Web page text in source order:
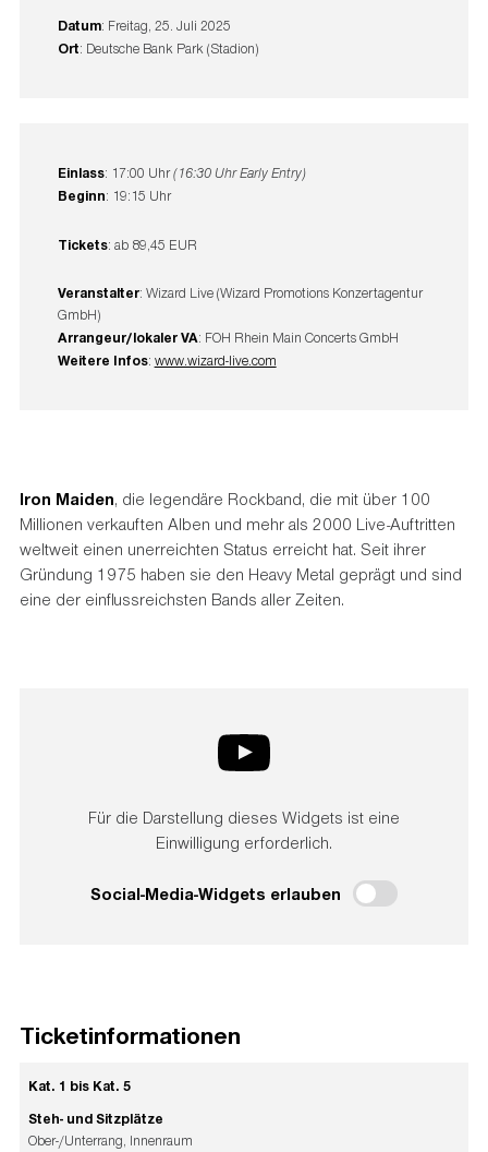
Datum: Freitag, 25. Juli 2025
Ort: Deutsche Bank Park (Stadion)
Einlass: 17:00 Uhr(16:30 Uhr Early Entry)
Beginn: 19:15 Uhr
Tickets: ab 89,45 EUR
Veranstalter: Wizard Live (Wizard Promotions Konzertagentur
GmbH)
Arrangeur/lokaler VA: FOH Rhein Main Concerts GmbH
Weitere Infos: www.wizard-live.com
Iron Maiden, die legendäre Rockband, die mit über 100
Millionen verkauften Alben und mehr als 2000 Live-Auftritten
weltweit einen unerreichten Status erreicht hat. Seit ihrer
Gründung 1975 haben sie den Heavy Metal geprägt und sind
eine der einflussreichsten Bands aller Zeiten.
Für die Darstellung dieses Widgets ist eine
Einwilligung erforderlich.
Social-Media-Widgets erlauben
Ticketinformationen
Kat. 1 bis Kat. 5
Steh- und Sitzplätze
Ober-/Unterrang, Innenraum